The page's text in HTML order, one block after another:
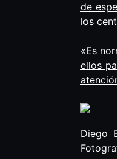
de
los
«Es
ellos
Diego